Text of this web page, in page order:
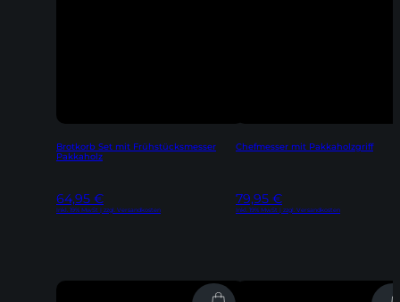
Brotkorb Set mit Frühstücksmesser
Pakkaholz
64,95 €
Inkl. 19% MwSt | zzgl. Versandkosten
Chefmesser mit Pakkaholzgriff
79,95 €
Inkl. 19% MwSt | zzgl. Versandkosten